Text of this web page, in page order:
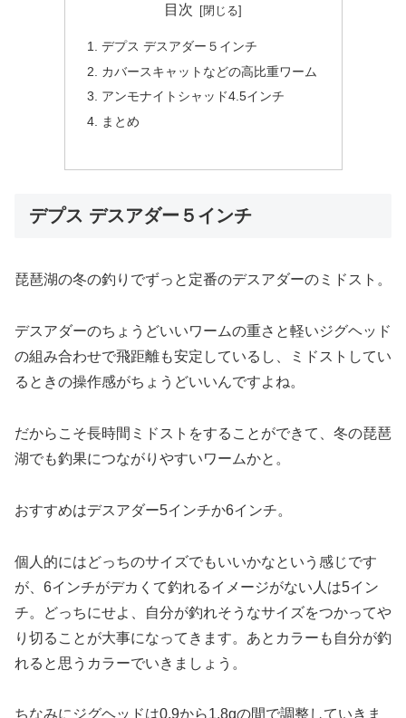
目次
デプス デスアダー５インチ
カバースキャットなどの高比重ワーム
アンモナイトシャッド4.5インチ
まとめ
デプス デスアダー５インチ
琵琶湖の冬の釣りでずっと定番のデスアダーのミドスト。
デスアダーのちょうどいいワームの重さと軽いジグヘッド
の組み合わせで飛距離も安定しているし、ミドストしてい
るときの操作感がちょうどいいんですよね。
だからこそ長時間ミドストをすることができて、冬の琵琶
湖でも釣果につながりやすいワームかと。
おすすめはデスアダー5インチか6インチ。
個人的にはどっちのサイズでもいいかなという感じです
が、6インチがデカくて釣れるイメージがない人は5イン
チ。どっちにせよ、自分が釣れそうなサイズをつかってや
り切ることが大事になってきます。あとカラーも自分が釣
れると思うカラーでいきましょう。
ちなみにジグヘッドは0.9から1.8gの間で調整していきま